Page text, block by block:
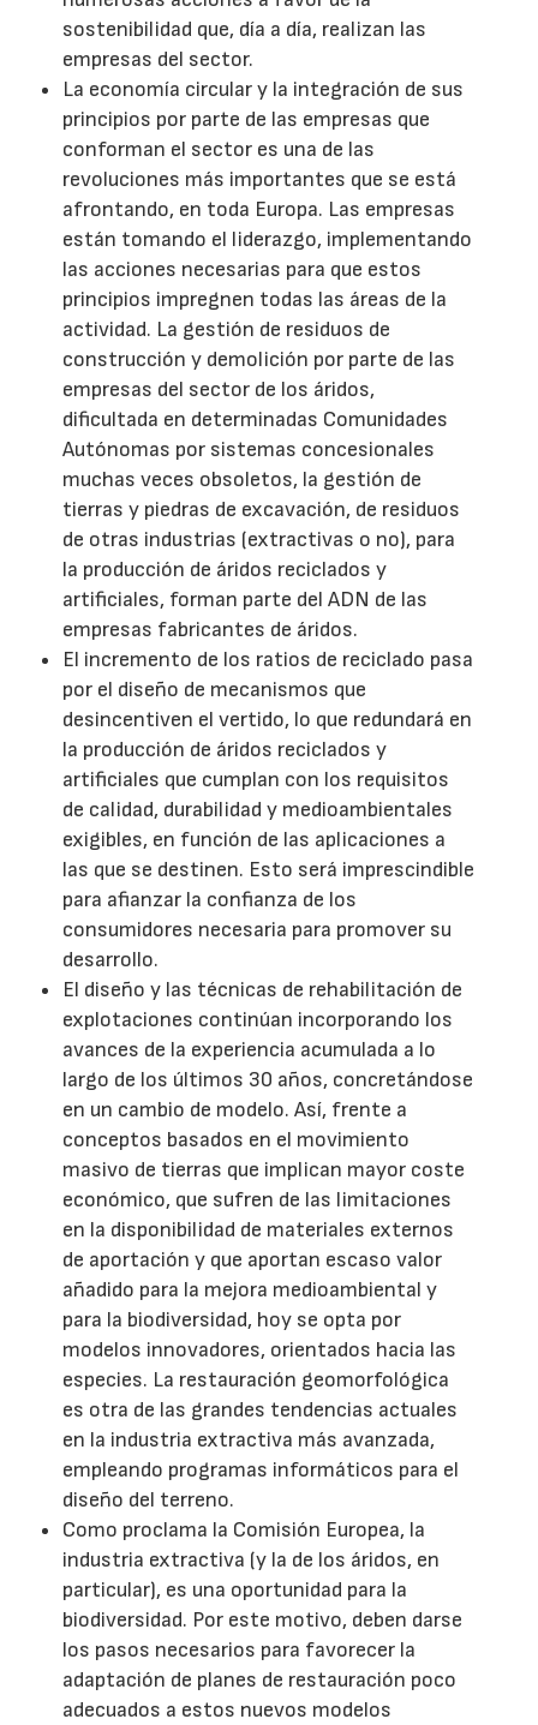
sostenibilidad que, día a día, realizan las
empresas del sector.
La economía circular y la integración de sus
principios por parte de las empresas que
conforman el sector es una de las
revoluciones más importantes que se está
afrontando, en toda Europa. Las empresas
están tomando el liderazgo, implementando
las acciones necesarias para que estos
principios impregnen todas las áreas de la
actividad. La gestión de residuos de
construcción y demolición por parte de las
empresas del sector de los áridos,
dificultada en determinadas Comunidades
Autónomas por sistemas concesionales
muchas veces obsoletos, la gestión de
tierras y piedras de excavación, de residuos
de otras industrias (extractivas o no), para
la producción de áridos reciclados y
artificiales, forman parte del ADN de las
empresas fabricantes de áridos.
El incremento de los ratios de reciclado pasa
por el diseño de mecanismos que
desincentiven el vertido, lo que redundará en
la producción de áridos reciclados y
artificiales que cumplan con los requisitos
de calidad, durabilidad y medioambientales
exigibles, en función de las aplicaciones a
las que se destinen. Esto será imprescindible
para afianzar la confianza de los
consumidores necesaria para promover su
desarrollo.
El diseño y las técnicas de rehabilitación de
explotaciones continúan incorporando los
avances de la experiencia acumulada a lo
largo de los últimos 30 años, concretándose
en un cambio de modelo. Así, frente a
conceptos basados en el movimiento
masivo de tierras que implican mayor coste
económico, que sufren de las limitaciones
en la disponibilidad de materiales externos
de aportación y que aportan escaso valor
añadido para la mejora medioambiental y
para la biodiversidad, hoy se opta por
modelos innovadores, orientados hacia las
especies. La restauración geomorfológica
es otra de las grandes tendencias actuales
en la industria extractiva más avanzada,
empleando programas informáticos para el
diseño del terreno.
Como proclama la Comisión Europea, la
industria extractiva (y la de los áridos, en
particular), es una oportunidad para la
biodiversidad. Por este motivo, deben darse
los pasos necesarios para favorecer la
adaptación de planes de restauración poco
adecuados a estos nuevos modelos